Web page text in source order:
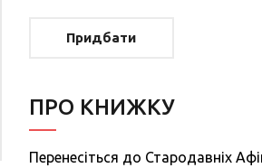
Придбати
ПРО КНИЖКУ
Перенесіться до Стародавніх